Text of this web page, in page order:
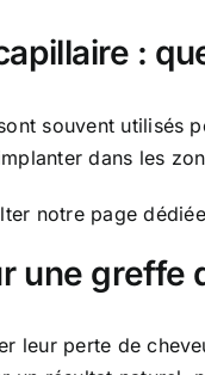
:
souvent utilisés
dans les
notre page
une greffe
leur perte de